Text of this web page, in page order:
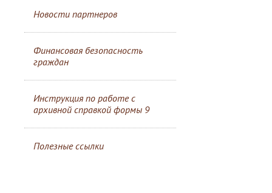
Новости партнеров
Финансовая безопасность
граждан
Инструкция по работе с
архивной справкой формы 9
Полезные ссылки